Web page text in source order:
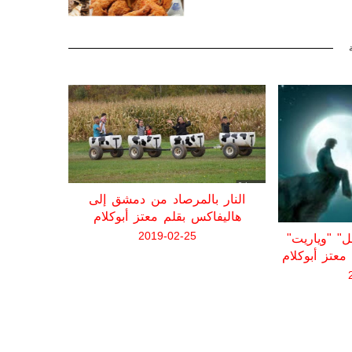
النار بالمرصاد من دمشق إلى
هاليفاكس بقلم معتز أبوكلام
2019-02-25
"ليت ما حصل لم يحصل" "وياريت
أبوكلام